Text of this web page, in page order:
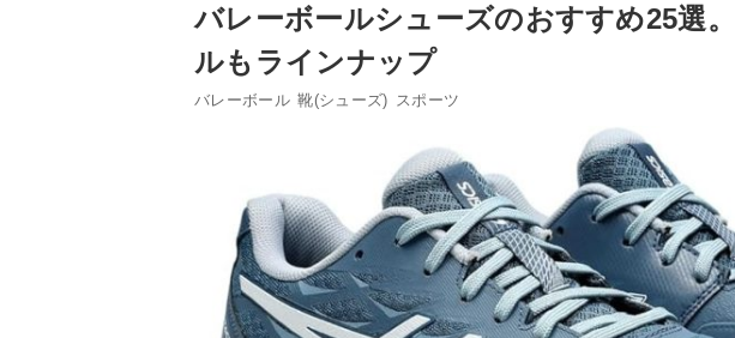
バレーボールシューズのおすすめ25選
ルもラインナップ
バレーボール 靴(シューズ) スポーツ